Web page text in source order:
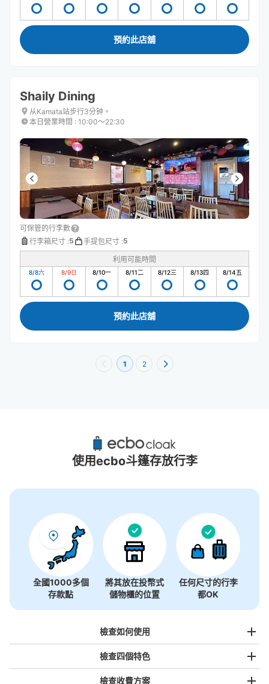
預約此店舖
Shaily Dining
从Kamata站步行3分钟。
本日營業時間 : 10:00〜22:30
可保管的行李數
行李箱尺寸 :5 手提包尺寸 :5
利用可能時間
8/8六 8/9日 8/10一 8/11二 8/12三 8/13四 8/14五
預約此店舖
1 2
穴森稻荷站附近推薦的寄物櫃
0個投幣式置物櫃
使用ecbo斗篷存放行李
全國1000多個
存款點
將其放在投幣式
儲物櫃的位置
任何尺寸的行李
都OK
檢查如何使用
檢查四個特色
檢查收費方案